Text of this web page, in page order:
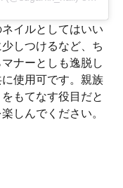
イルとしてはいい
しつけるなど、ち
ナーとしも逸脱し
使用可です。親族
もてなす役目だと
しんでください。